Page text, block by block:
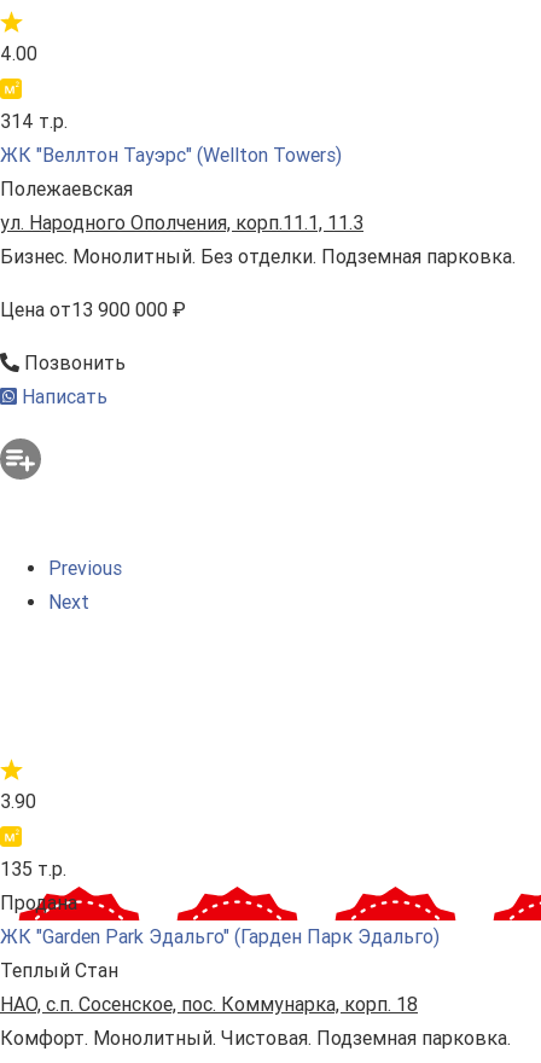
4.00
314 т.р.
ЖК "Веллтон Тауэрс" (Wellton Towers)
Полежаевская
ул. Народного Ополчения, корп.11.1, 11.3
Бизнес. Монолитный. Без отделки. Подземная парковка.
Цена от13 900 000 ₽
Позвонить
Написать
Previous
Next
3.90
135 т.р.
Продана
ЖК "Garden Park Эдальго" (Гарден Парк Эдальго)
Теплый Стан
НАО, с.п. Сосенское, пос. Коммунарка, корп. 18
Комфорт. Монолитный. Чистовая. Подземная парковка.